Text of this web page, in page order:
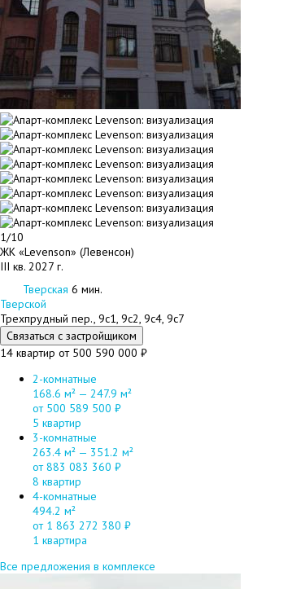
1/10
ЖК «Levenson» (Левенсон)
III кв. 2027 г.
Тверская 6 мин.
Тверской
Трехпрудный пер., 9с1, 9с2, 9с4, 9с7
Связаться с застройщиком
14 квартир от 500 590 000 ₽
2-комнатные
168.6 м² — 247.9 м²
от 500 589 500 ₽
5 квартир
3-комнатные
263.4 м² — 351.2 м²
от 883 083 360 ₽
8 квартир
4-комнатные
494.2 м²
от 1 863 272 380 ₽
1 квартира
Все предложения в комплексе